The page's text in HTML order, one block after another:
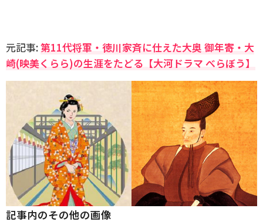
元記事:第11代将軍・徳川家斉に仕えた大奥 御年寄・大
崎(映美くらら)の生涯をたどる【大河ドラマ べらぼう】
記事内のその他の画像